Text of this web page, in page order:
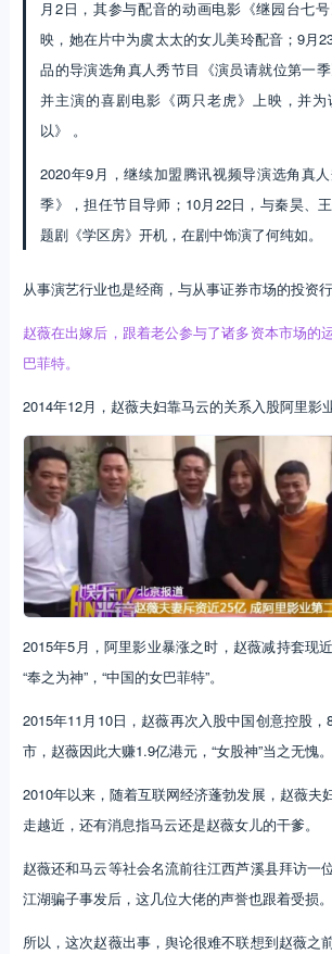
月2日，其参与配音的动画电影《继园台七
映，她在片中为虞太太的女儿美玲配音；9月
品的导演选角真人秀节目《演员请就位第一
并主演的喜剧电影《两只老虎》上映，并
以》 。
2020年9月，继续加盟腾讯视频导演选角真
季》，担任节目导师；10月22日，与秦昊、
题剧《学区房》开机，在剧中饰演了何纯如。
从事演艺行业也是经商，与从事证券市场的投资
赵薇在出嫁后，跟着老公参与了诸多资本市场的
巴菲特。
2014年12月，赵薇夫妇靠马云的关系入股阿里影
2015年5月，阿里影业暴涨之时，赵薇减持套现
“奉之为神”，“中国的女巴菲特”。
2015年11月10日，赵薇再次入股中国创意控股
市，赵薇因此大赚1.9亿港元，“女股神”当之无愧。
2010年以来，随着互联网经济蓬勃发展，赵薇夫
走越近，还有消息指马云还是赵薇女儿的干爹。
赵薇还和马云等社会名流前往江西芦溪县拜访一
江湖骗子事发后，这几位大佬的声誉也跟着受损。
所以，这次赵薇出事，舆论很难不联想到赵薇之